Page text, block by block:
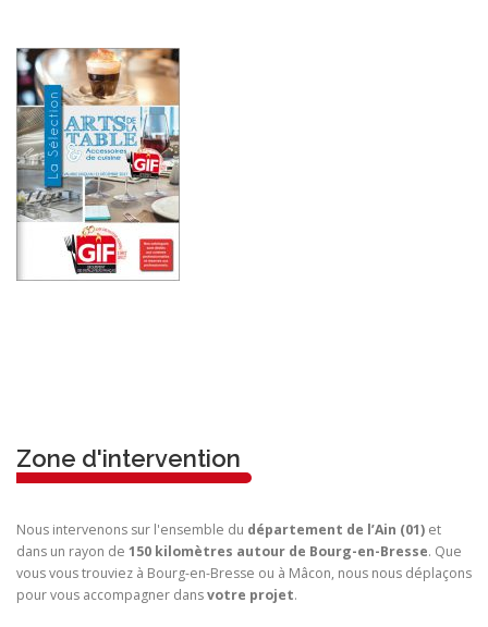
Zone d'intervention
Nous intervenons sur l'ensemble du département de l’Ain (01) et
dans un rayon de 150 kilomètres autour de Bourg-en-Bresse. Que
vous vous trouviez à Bourg-en-Bresse ou à Mâcon, nous nous déplaçons
pour vous accompagner dansvotre projet.